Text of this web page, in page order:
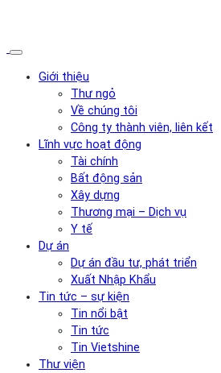
Giới thiệu
Thư ngỏ
Về chúng tôi
Công ty thành viên, liên kết
Lĩnh vực hoạt động
Tài chính
Bất động sản
Xây dựng
Thương mại – Dịch vụ
Y tế
Dự án
Dự án đầu tư, phát triển
Xuất Nhập Khẩu
Tin tức – sự kiện
Tin nổi bật
Tin tức
Tin Vietshine
Thư viện